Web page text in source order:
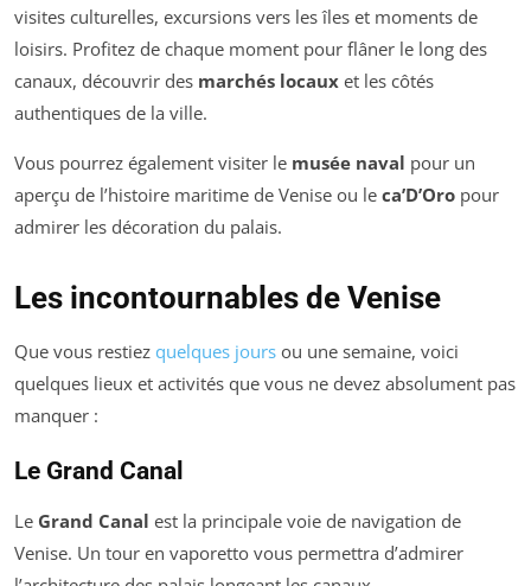
visites culturelles, excursions vers les îles et moments de
loisirs. Profitez de chaque moment pour flâner le long des
canaux, découvrir des marchés locaux et les côtés
authentiques de la ville.
Vous pourrez également visiter le musée naval pour un
aperçu de l’histoire maritime de Venise ou le ca’D’Oro pour
admirer les décoration du palais.
Les incontournables de Venise
Que vous restiez quelques jours ou une semaine, voici
quelques lieux et activités que vous ne devez absolument pas
manquer :
Le Grand Canal
Le Grand Canal est la principale voie de navigation de
Venise. Un tour en vaporetto vous permettra d’admirer